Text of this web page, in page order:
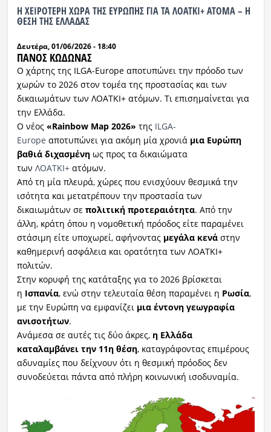
Η ΧΕΙΡΟΤΕΡΗ ΧΩΡΑ ΤΗΣ ΕΥΡΩΠΗΣ ΓΙΑ ΤΑ ΛΟΑΤΚΙ+ ΑΤΟΜΑ – Η
ΘΕΣΗ ΤΗΣ ΕΛΛΑΔΑΣ
Δευτέρα, 01/06/2026 - 18:40
ΠΑΝΟΣ ΚΩΔΩΝΑΣ
Ο χάρτης της ILGA-Europe αποτυπώνει την πρόοδο των
χωρών το 2026 στον τομέα της προστασίας και των
δικαιωμάτων των ΛΟΑΤΚΙ+ ατόμων. Τι επισημαίνεται για
την Ελλάδα.
Ο νέος «Rainbow Map 2026» της ILGA-
Europe αποτυπώνει για ακόμη μία χρονιά μια Ευρώπη
βαθιά διχασμένηως προς τα δικαιώματα
των ΛΟΑΤΚΙ+ατόμων.
Από τη μία πλευρά, χώρες που ενισχύουν θεσμικά την
ισότητα και μετατρέπουν την προστασία των
δικαιωμάτων σε πολιτική προτεραιότητα. Από την
άλλη, κράτη όπου η νομοθετική πρόοδος είτε παραμένει
στάσιμη είτε υποχωρεί, αφήνοντας μεγάλα κενάστην
καθημερινή ασφάλεια και ορατότητα των ΛΟΑΤΚΙ+
πολιτών.
Στην κορυφή της κατάταξης για το 2026 βρίσκεται
η Ισπανία, ενώ στην τελευταία θέση παραμένει η Ρωσία,
με την Ευρώπη να εμφανίζειμια έντονη γεωγραφία
ανισοτήτων.
Ανάμεσα σε αυτές τις δύο άκρες,η Ελλάδα
καταλαμβάνει την 11η θέση, καταγράφοντας επιμέρους
αδυναμίες που δείχνουν ότι η θεσμική πρόοδος δεν
συνοδεύεται πάντα από πλήρη κοινωνική ισοδυναμία.